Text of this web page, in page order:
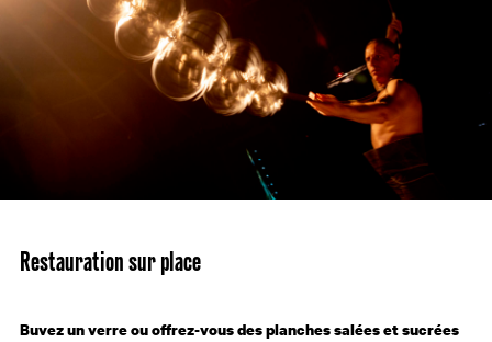
Restauration sur place
Buvez un verre ou offrez-vous des planches salées et sucrées